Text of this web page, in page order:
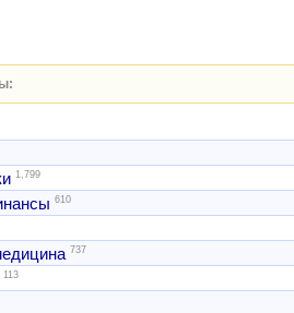
1,799
610
737
113